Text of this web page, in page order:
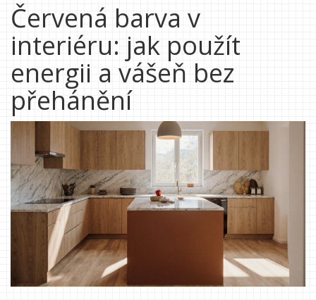
Červená barva v
interiéru: jak použít
energii a vášeň bez
přehánění